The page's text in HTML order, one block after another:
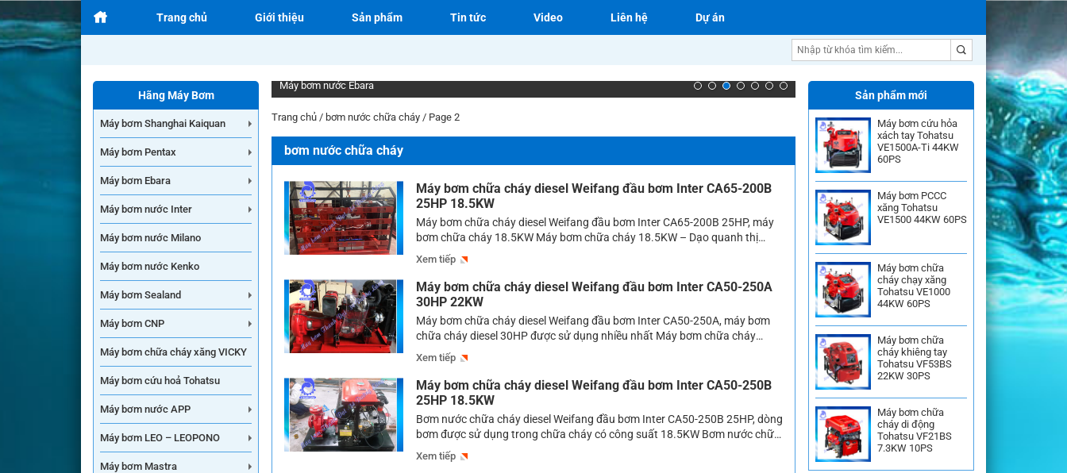
Trang chủ Giới thiệu Sản phẩm Tin tức Video Liên hệ Dự án
Hãng Máy Bơm
Máy bơm Shanghai Kaiquan
Máy bơm Pentax
Máy bơm Ebara
Máy bơm nước Inter
Máy bơm nước Milano
Máy bơm nước Kenko
Máy bơm Sealand
Máy bơm CNP
Máy bơm chữa cháy xăng VICKY
Máy bơm cứu hoả Tohatsu
Máy bơm nước APP
Máy bơm LEO – LEOPONO
Máy bơm Mastra
Máy bơm nước Ebara Máy bơm nước trục đứng
Trang chủ / bơm nước chữa cháy / Page 2
bơm nước chữa cháy
Máy bơm chữa cháy diesel Weifang đầu bơm Inter CA65-200B
25HP 18.5KW
Máy bơm chữa cháy diesel Weifang đầu bơm Inter CA65-200B 25HP, máy
bơm chữa cháy 18.5KW Máy bơm chữa cháy 18.5KW – Dạo quanh thị
trường bơm chữa cháy có thể thấy được rằng các sản phẩm được sử dụng
vào các hệ thống bơm phòng cháy chữa cháy vô cùng đa dạng với nhiều
[…]
Xem tiếp
Máy bơm chữa cháy diesel Weifang đầu bơm Inter CA50-250A
30HP 22KW
Máy bơm chữa cháy diesel Weifang đầu bơm Inter CA50-250A, máy bơm
chữa cháy diesel 30HP được sử dụng nhiều nhất Máy bơm chữa cháy
diesel 30HP là dòng bơm công nghiệp có công suất 22KW chuyên được
dùng để cung cấp nguồn nước phục vụ công tác chữa cháy. Hiện có khá
nhiều model […]
Xem tiếp
Máy bơm chữa cháy diesel Weifang đầu bơm Inter CA50-250B
25HP 18.5KW
Bơm nước chữa cháy diesel Weifang đầu bơm Inter CA50-250B 25HP, dòng
bơm được sử dụng trong chữa cháy có công suất 18.5KW Bơm nước chữa
cháy diesel là dòng bơm được sử dụng nhiều nhất hiện nay, bởi đây là sản
phẩm bơm có khả năng đem đến lượng nước vô cùng lớn bởi […]
Xem tiếp
Sản phẩm mới
Máy bơm cứu hỏa
xách tay Tohatsu
VE1500A-Ti 44KW
60PS
Máy bơm PCCC
xăng Tohatsu
VE1500 44KW 60PS
Máy bơm chữa
cháy chạy xăng
Tohatsu VE1000
44KW 60PS
Máy bơm chữa
cháy khiêng tay
Tohatsu VF53BS
22KW 30PS
Máy bơm chữa
cháy di động
Tohatsu VF21BS
7.3KW 10PS